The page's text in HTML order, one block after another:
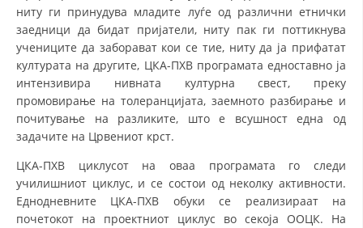
МЕЃУНАРОДНА СОРАБОТКА
ДОГОВОРИ
ЗНАЧЕЊЕ НА СЛУЖБАТА ЗА БАРАЊЕ
ЗДРАВСТВЕНО ПРЕВЕНТИВНА ДЕЈНОСТ
КРВОДАРИТЕЛСТВО
ниту ги принудува младите луѓе од различни етнички
заедници да бидат пријатели, ниту пак ги поттикнува
учениците да заборават кои се тие, ниту да ја прифатат
културата на другите, ЦКА-ПХВ програмата едноставно ја
интензивира нивната културна свест, преку
промовирање на толеранцијата, заемното разбирање и
почитување на разликите, што е всушност една од
задачите на Црвениот крст.
ЦКА-ПХВ циклусот на оваа програмата го следи
училишниот циклус, и се состои од неколку активности.
Еднодневните ЦКА-ПХВ обуки се реализираат на
почетокот на проектниот циклус во секоја ООЦК. На